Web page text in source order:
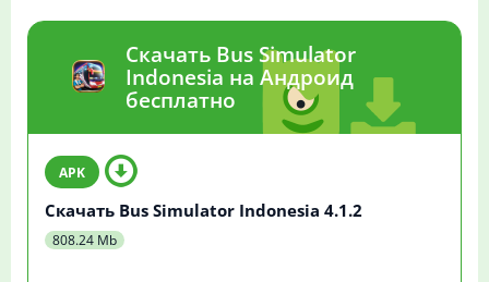
Скачать Bus Simulator
Indonesia на Андроид
бесплатно
Скачать Bus Simulator Indonesia 4.1.2
808.24 Mb